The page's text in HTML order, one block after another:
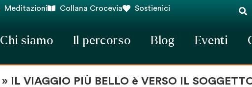
Meditazioni Collana Crocevia Sostienici
Chi siamo Il percorso Blog Eventi
»
IL VIAGGIO PIÙ BELLO è VERSO IL